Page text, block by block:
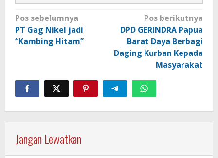
Navigasi
pos
Pos sebelumnya
PT Gag Nikel jadi
“Kambing Hitam”
Pos berikutnya
DPD GERINDRA Papua
Barat Daya Berbagi
Daging Kurban Kepada
Masyarakat
Jangan Lewatkan